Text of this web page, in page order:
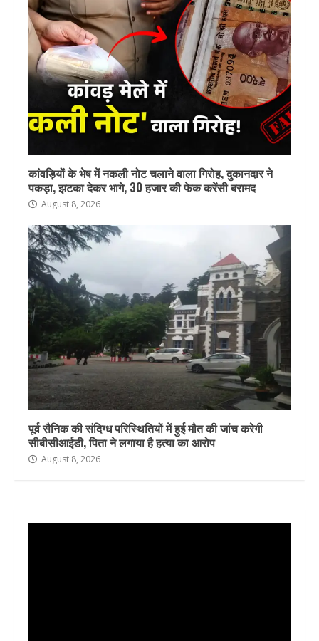
कांवड़ियों के भेष में नकली नोट चलाने वाला गिरोह, दुकानदार ने
पकड़ा, झटका देकर भागे, 30 हजार की फेक करेंसी बरामद
August 8, 2026
पूर्व सैनिक की संदिग्ध परिस्थितियों में हुई मौत की जांच करेगी
सीबीसीआईडी, पिता ने लगाया है हत्या का आरोप
August 8, 2026